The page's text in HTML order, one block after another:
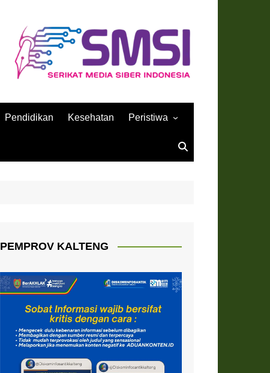
Pendidikan Kesehatan Peristiwa
PEMPROV KALTENG